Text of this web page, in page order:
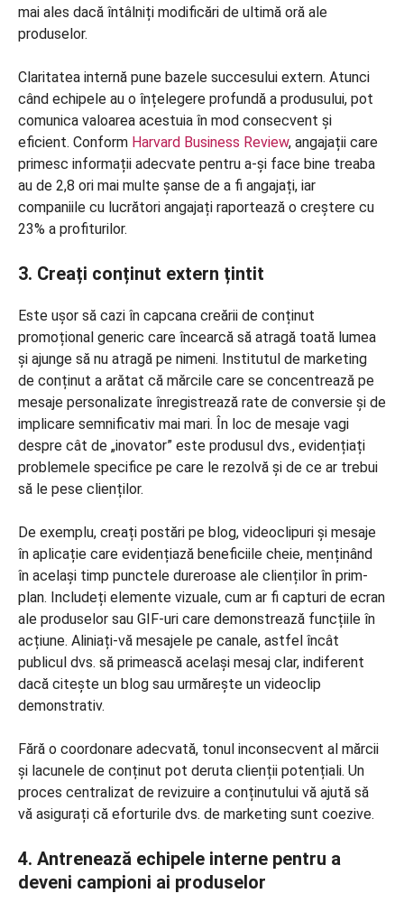
mai ales dacă întâlniți modificări de ultimă oră ale
produselor.
Claritatea internă pune bazele succesului extern. Atunci
când echipele au o înțelegere profundă a produsului, pot
comunica valoarea acestuia în mod consecvent și
eficient. Conform Harvard Business Review, angajații care
primesc informații adecvate pentru a-și face bine treaba
au de 2,8 ori mai multe șanse de a fi angajați, iar
companiile cu lucrători angajați raportează o creștere cu
23% a profiturilor.
3. Creați conținut extern țintit
Este ușor să cazi în capcana creării de conținut
promoțional generic care încearcă să atragă toată lumea
și ajunge să nu atragă pe nimeni. Institutul de marketing
de conținut a arătat că mărcile care se concentrează pe
mesaje personalizate înregistrează rate de conversie și de
implicare semnificativ mai mari. În loc de mesaje vagi
despre cât de „inovator” este produsul dvs., evidențiați
problemele specifice pe care le rezolvă și de ce ar trebui
să le pese clienților.
De exemplu, creați postări pe blog, videoclipuri și mesaje
în aplicație care evidențiază beneficiile cheie, menținând
în același timp punctele dureroase ale clienților în prim-
plan. Includeți elemente vizuale, cum ar fi capturi de ecran
ale produselor sau GIF-uri care demonstrează funcțiile în
acțiune. Aliniați-vă mesajele pe canale, astfel încât
publicul dvs. să primească același mesaj clar, indiferent
dacă citește un blog sau urmărește un videoclip
demonstrativ.
Fără o coordonare adecvată, tonul inconsecvent al mărcii
și lacunele de conținut pot deruta clienții potențiali. Un
proces centralizat de revizuire a conținutului vă ajută să
vă asigurați că eforturile dvs. de marketing sunt coezive.
4. Antrenează echipele interne pentru a
deveni campioni ai produselor